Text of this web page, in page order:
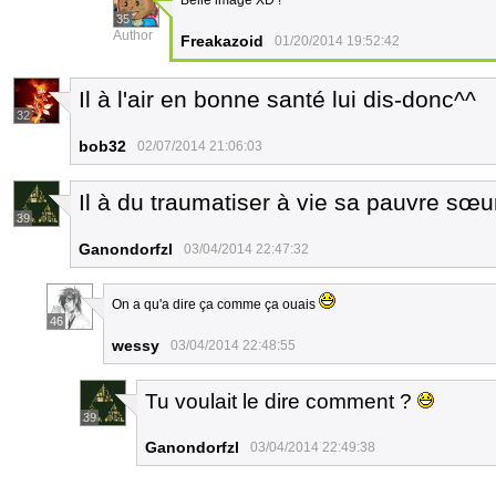
35
Author Freakazoid 01/20/2014 19:52:42
32
Il à l'air en bonne santé lui dis-donc^^
bob32 02/07/2014 21:06:03
39
Il à du traumatiser à vie sa pauvre
Ganondorfzl 03/04/2014 22:47:32
46
On a qu'a dire ça comme ça ouais
wessy 03/04/2014 22:48:55
39
Tu voulait le dire comment ?
Ganondorfzl 03/04/2014 22:49:38